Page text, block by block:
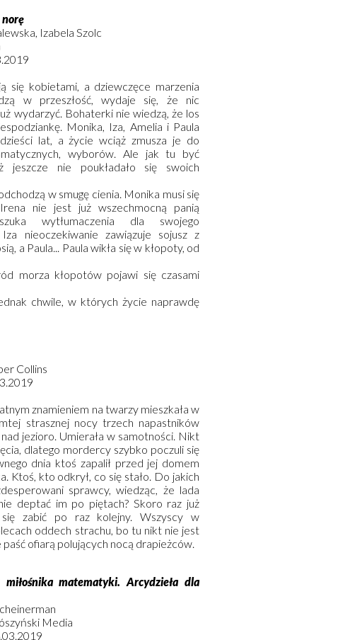
Izabela Szolc
się kobietami, a dziewczęce marzenia
w przeszłość, wydaje się, że nic
wydarzyć. Bohaterki nie wiedzą, że los
Monika, Iza, Amelia i Paula
lat, a życie wciąż zmusza je do
wyborów. Ale jak tu być
jeszcze nie poukładało się swoich
w smugę cienia. Monika musi się
nie jest już wszechmocną panią
wytłumaczenia dla swojego
nieoczekiwanie zawiązuje sojusz z
a Paula... Paula wikła się w kłopoty, od
morza kłopotów pojawi się czasami
chwile, w których życie naprawdę
Collins
znamieniem na twarzy mieszkała w
strasznej nocy trzech napastników
jezioro. Umierała w samotności. Nikt
dlatego mordercy szybko poczuli się
dnia ktoś zapalił przed jej domem
Ktoś, kto odkrył, co się stało. Do jakich
sprawcy, wiedząc, że lada
deptać im po piętach? Skoro raz już
się zabić po raz kolejny. Wszyscy w
oddech strachu, bo tu nikt nie jest
paść ofiarą polujących nocą drapieżców.
miłośnika matematyki. Arcydzieła dla
Media